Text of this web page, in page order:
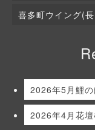
喜多町ウイング(
2026年5月鯉
2026年4月花壇